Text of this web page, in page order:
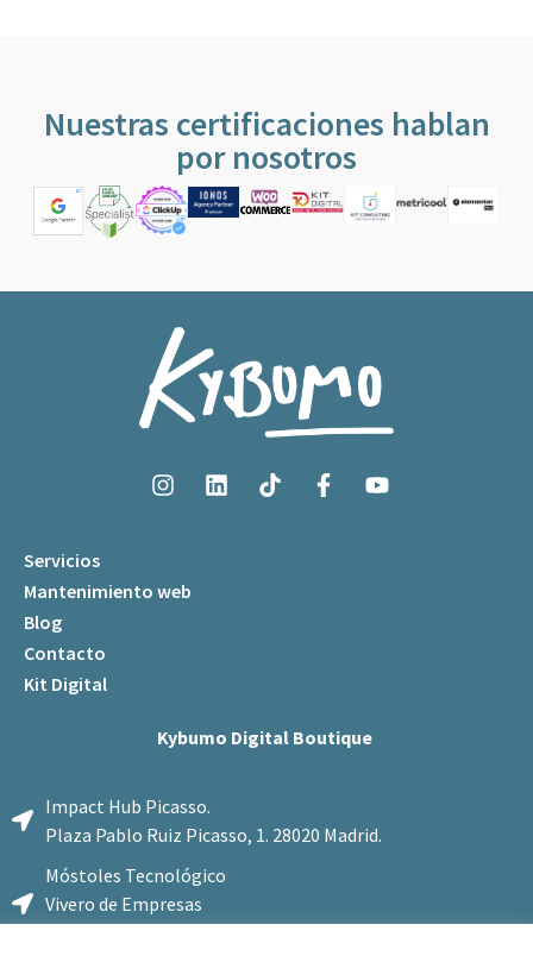
Nuestras certificaciones hablan
por nosotros
Servicios
Mantenimiento web
Blog
Contacto
Kit Digital
Kybumo Digital Boutique
Impact Hub Picasso.
Plaza Pablo Ruiz Picasso, 1. 28020 Madrid.
Móstoles Tecnológico
Vivero de Empresas